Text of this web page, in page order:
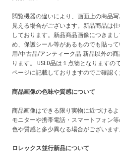
閲覧機器の違いにより、画面上の商品
見える場合がございます。新品商品は
しております。新品商品画像につきま
め、保護シール等があるものでも貼っ
用/中古品/アンティーク品 新品以外の
ります。 USED品は１点物となります
ページに記載しておりますのでご確認く
商品画像の色味や質感について
商品画像はできる限り実物に近づける
モニターや携帯電話・スマートフォン
色や質感と多少異なる場合がございます
ロレックス並行新品について